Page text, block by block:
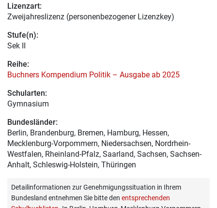
Lizenzart:
Zweijahreslizenz (personenbezogener Lizenzkey)
Stufe(n):
Sek II
Reihe:
Buchners Kompendium Politik – Ausgabe ab 2025
Schularten:
Gymnasium
Bundesländer:
Berlin, Brandenburg, Bremen, Hamburg, Hessen,
Mecklenburg-Vorpommern, Niedersachsen, Nordrhein-
Westfalen, Rheinland-Pfalz, Saarland, Sachsen, Sachsen-
Anhalt, Schleswig-Holstein, Thüringen
Detailinformationen zur Genehmigungssituation in Ihrem
Bundesland entnehmen Sie bitte den entsprechenden